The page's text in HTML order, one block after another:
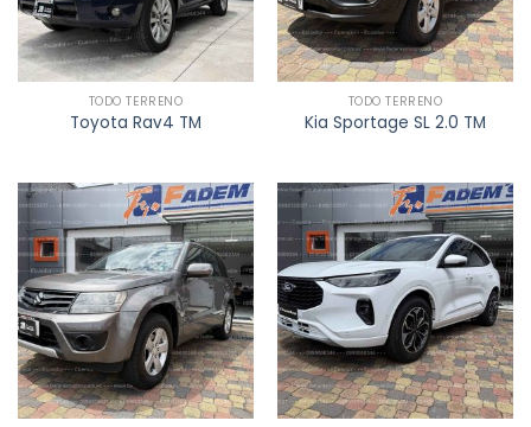
TODO TERRENO
Toyota Rav4 TM
TODO TERRENO
Kia Sportage SL 2.0 TM